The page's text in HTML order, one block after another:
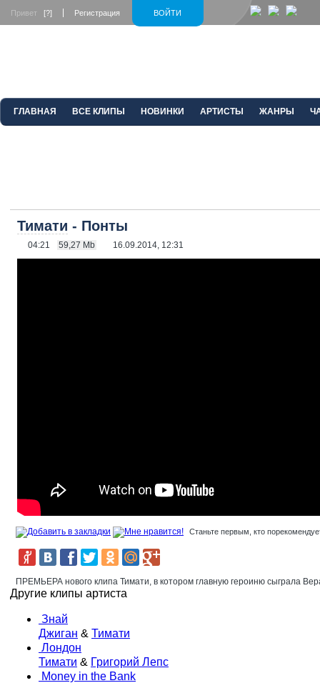
ВОЙТИ
Привет [?] Регистрация
ГЛАВНАЯ ВСЕ КЛИПЫ НОВИНКИ АРТИСТЫ ЖАНРЫ
Тимати - Понты
04:21 59,27 Mb 16.09.2014, 12:31
Станьте первым, кто
ПРЕМЬЕРА нового клипа Тимати, в котором главную героиню сыграла
Другие клипы артиста
Знай
Джиган & Тимати
Лондон
Тимати & Григорий Лепс
Money in the Bank